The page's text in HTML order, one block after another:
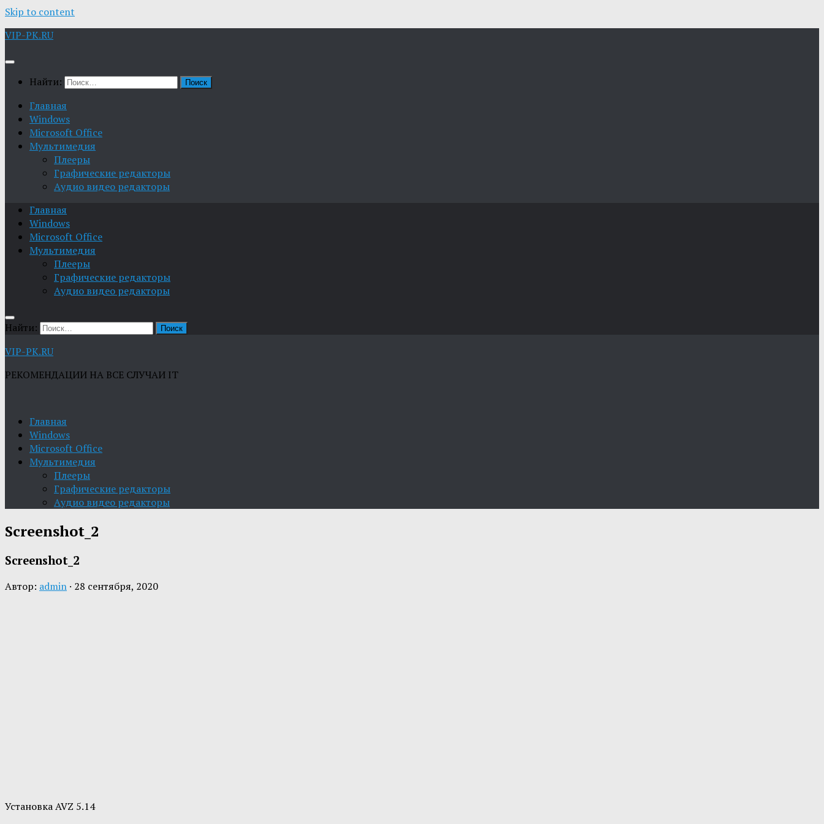
Skip to content
VIP-PK.RU
Найти:
Главная
Windows
Microsoft Office
Мультимедия
Плееры
Графические редакторы
Aудио видео редакторы
Главная
Windows
Microsoft Office
Мультимедия
Плееры
Графические редакторы
Aудио видео редакторы
Найти:
VIP-PK.RU
РЕКОМЕНДАЦИИ НА ВСЕ СЛУЧАИ IT
Главная
Windows
Microsoft Office
Мультимедия
Плееры
Графические редакторы
Aудио видео редакторы
Screenshot_2
Screenshot_2
Автор: admin · 28 сентября, 2020
Установка AVZ 5.14